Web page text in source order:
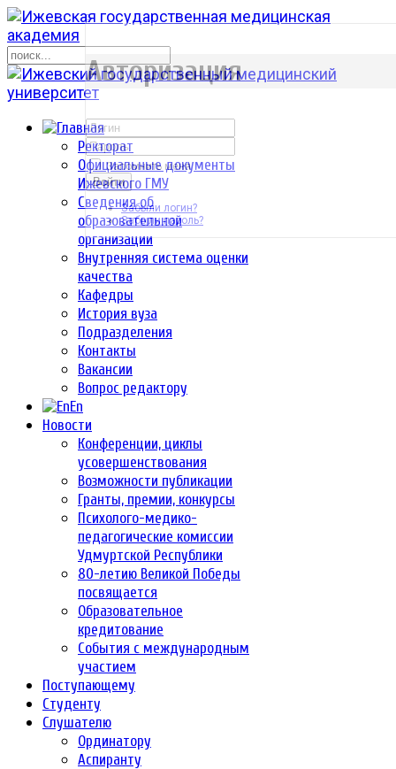
Ректорат
Официальные документы
Ижевского ГМУ
Сведения об
образовательной
организации
Внутренняя система оценки
качества
Кафедры
История вуза
Подразделения
Контакты
Вакансии
Вопрос редактору
En
Новости
Конференции, циклы
усовершенствования
Возможности публикации
Гранты, премии, конкурсы
Психолого-медико-
педагогические комиссии
Удмуртской Республики
80-летию Великой Победы
посвящается
Образовательное
кредитование
События с международным
участием
Поступающему
Студенту
Слушателю
Ординатору
Аспиранту
р
Авторизация
Запомнить меня
Войти
Забыли логин?
Забыли пароль?